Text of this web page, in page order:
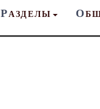
РАЗДЕЛЫ О